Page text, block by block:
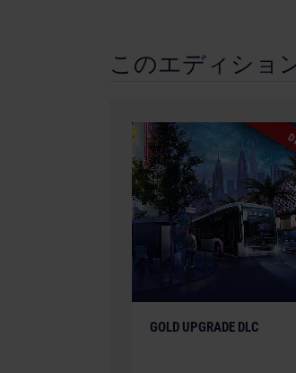
© 2023 Published and
relating to the buses and
trademarks and/or
companies. The buses in
performance. All rights
respective owners.
このエディショ
GOLD UPGRADE DLC